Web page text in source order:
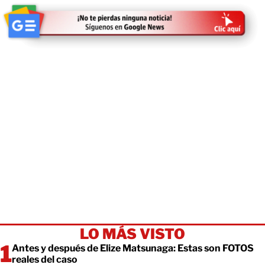
LO MÁS VISTO
Antes y después de Elize Matsunaga: Estas son FOTOS
reales del caso